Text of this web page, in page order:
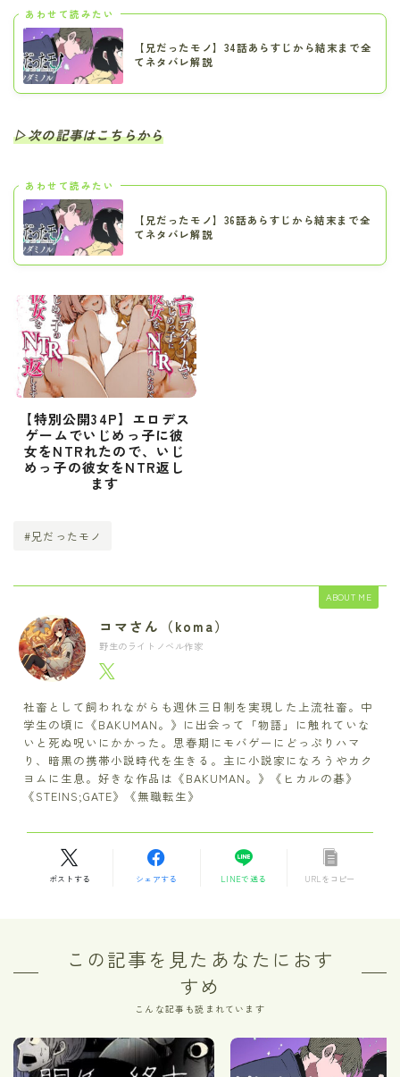
あわせて読みたい
【兄だったモノ】34話あらすじから結末まで全
てネタバレ解説
▷次の記事はこちらから
あわせて読みたい
【兄だったモノ】36話あらすじから結末まで全
てネタバレ解説
【特別公開34P】エロデス
ゲームでいじめっ子に彼
女をNTRれたので、いじ
めっ子の彼女をNTR返し
ます
#兄だったモノ
ABOUT ME
コマさん（koma）
野生のライトノベル作家
社畜として飼われながらも週休三日制を実現した上流社畜。中
学生の頃に《BAKUMAN。》に出会って「物語」に触れていな
いと死ぬ呪いにかかった。思春期にモバゲーにどっぷりハマ
り、暗黒の携帯小説時代を生きる。主に小説家になろうやカク
ヨムに生息。好きな作品は《BAKUMAN。》《ヒカルの碁》
《STEINS;GATE》《無職転生》
ポストする シェアする LINEで送る URLをコピー
この記事を見たあなたにおす
すめ
こんな記事も読まれています